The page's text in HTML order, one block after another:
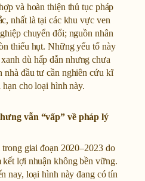
và hoàn thiện thủ tục pháp
nhất là tại các khu vực ven
chuyển đổi; nguồn nhân
thiếu hụt. Những yếu tố này
dù hấp dẫn nhưng chưa
nhà đầu tư cần nghiên cứu kĩ
cho loại hình này.
vẫn “vấp” về pháp lý
giai đoạn 2020–2023 do
lợi nhuận không bền vững.
nay, loại hình này đang có tín